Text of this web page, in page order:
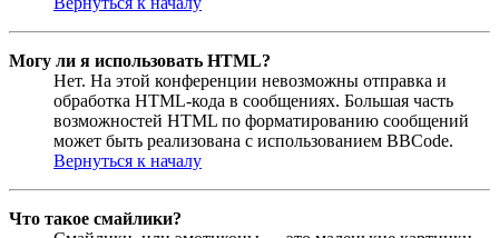
Могу ли я использовать HTML?
Нет. На этой конференции невозможны отправка и
обработка HTML-кода в сообщениях. Большая часть
возможностей HTML по форматированию сообщений
может быть реализована с использованием BBCode.
Вернуться к началу
Что такое смайлики?